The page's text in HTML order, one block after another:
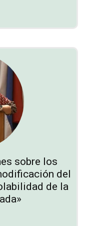
sobre los
del
de la